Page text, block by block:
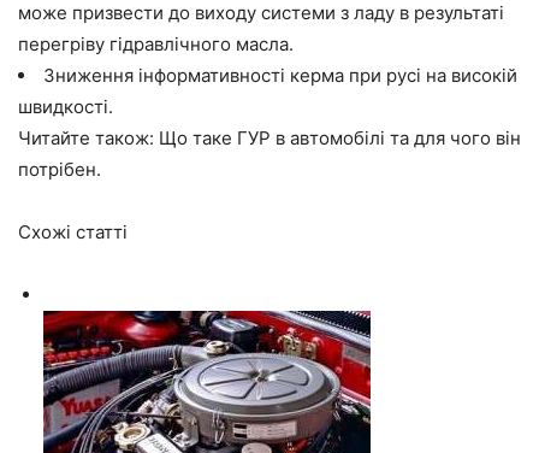
може призвести до виходу системи з ладу в результаті
перегріву гідравлічного масла.
Зниження інформативності керма при русі на високій
швидкості.
Читайте також: Що таке ГУР в автомобілі та для чого він
потрібен.
Схожі статті